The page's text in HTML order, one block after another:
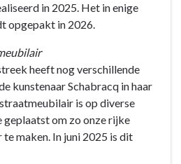
in 2025. Het in enige
opgepakt in 2026.
heeft nog verschillende
kunstenaar Schabracq in haar
is op diverse
geplaatst om zo onze rijke
maken. In juni 2025 is dit